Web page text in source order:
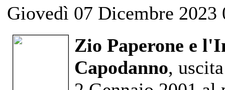
Giovedì 07 Dicembre 2023
Zio Paperone e
Capodanno,